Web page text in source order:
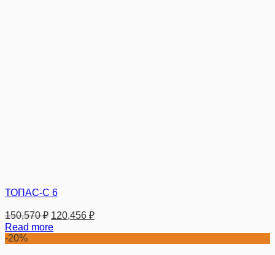
ТОПАС-С 6
150,570₽ 120,456 ₽
Read more
-20%